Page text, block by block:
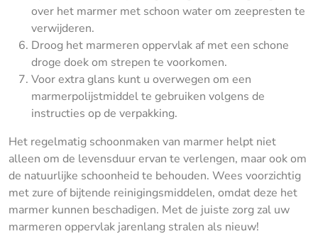
over het marmer met schoon water om zeepresten te
verwijderen.
Droog het marmeren oppervlak af met een schone
droge doek om strepen te voorkomen.
Voor extra glans kunt u overwegen om een
marmerpolijstmiddel te gebruiken volgens de
instructies op de verpakking.
Het regelmatig schoonmaken van marmer helpt niet
alleen om de levensduur ervan te verlengen, maar ook om
de natuurlijke schoonheid te behouden. Wees voorzichtig
met zure of bijtende reinigingsmiddelen, omdat deze het
marmer kunnen beschadigen. Met de juiste zorg zal uw
marmeren oppervlak jarenlang stralen als nieuw!